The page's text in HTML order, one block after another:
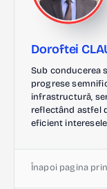
Doroftei
Sub conducerea
progrese
infrastructură,
reflectând astfel
eficient
Înapoi pagina